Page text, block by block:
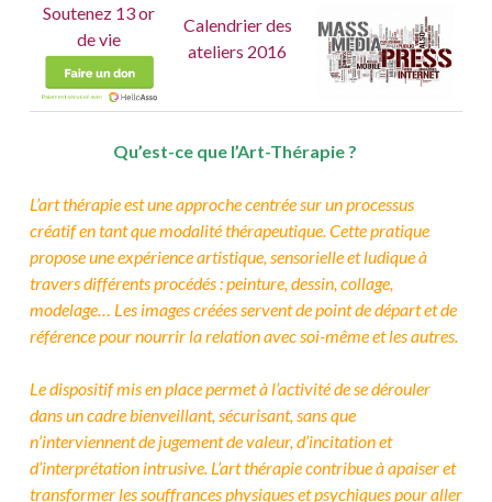
Soutenez 13 or
de vie
Calendrier des
ateliers 2016
Qu’est-ce que l’Art-Thérapie ?
L’art thérapie est une approche centrée sur un processus
créatif en tant que modalité thérapeutique. Cette pratique
propose une expérience artistique, sensorielle et ludique à
travers différents procédés : peinture, dessin, collage,
modelage… Les images créées servent de point de départ et de
référence pour nourrir la relationavec soi-même et les autres.
Le dispositif mis en place permet à l’activité de se dérouler
dans un cadre bienveillant, sécurisant, sans que
n’interviennent de jugement de valeur, d’incitation et
d’interprétation intrusive. L’art thérapie contribue à apaiser et
transformer les souffrances physiques et psychiquespour aller